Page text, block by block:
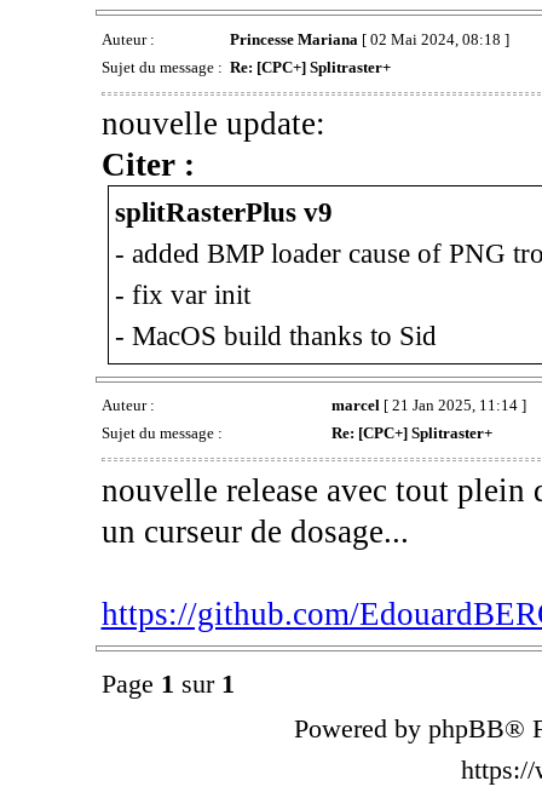
Auteur : Princesse Mariana [ 02 Mai 2024, 08:18 ]
Sujet du message : Re: [CPC+] Splitraster+
nouvelle update:
Citer :
splitRasterPlus v9
- added BMP loader cause of PNG
- fix var init
- MacOS build thanks to Sid
Auteur : marcel[ 21 Jan 2025, 11:14 ]
Sujet du message :
Re: [CPC+] Splitraster+
nouvelle release avec tout plein
un curseur de dosage...
https://github.com/
Page 1 sur 1
Powered by phpBB®
https://